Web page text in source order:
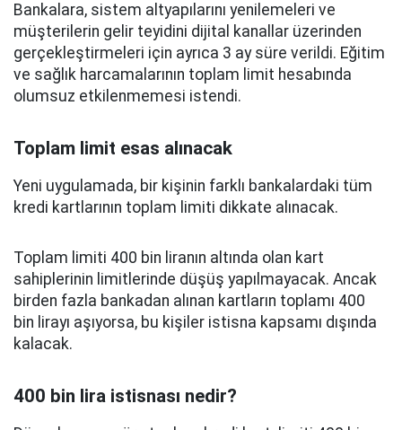
Bankalara, sistem altyapılarını yenilemeleri ve
müşterilerin gelir teyidini dijital kanallar üzerinden
gerçekleştirmeleri için ayrıca 3 ay süre verildi. Eğitim
ve sağlık harcamalarının toplam limit hesabında
olumsuz etkilenmemesi istendi.
Toplam limit esas alınacak
Yeni uygulamada, bir kişinin farklı bankalardaki tüm
kredi kartlarının toplam limiti dikkate alınacak.
Toplam limiti 400 bin liranın altında olan kart
sahiplerinin limitlerinde düşüş yapılmayacak. Ancak
birden fazla bankadan alınan kartların toplamı 400
bin lirayı aşıyorsa, bu kişiler istisna kapsamı dışında
kalacak.
400 bin lira istisnası nedir?